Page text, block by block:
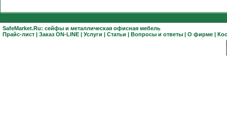
SafeMarket.Ru: сейфы и металлическая офисная мебель
Прайс-лист | Заказ ON-LINE | Услуги | Статьи | Вопросы и ответы | О фирме |